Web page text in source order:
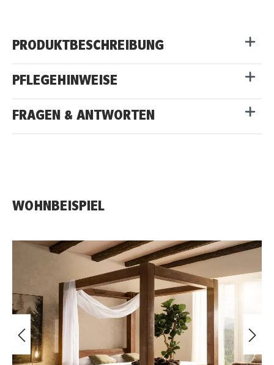
PRODUKTBESCHREIBUNG
PFLEGEHINWEISE
FRAGEN & ANTWORTEN
WOHNBEISPIEL